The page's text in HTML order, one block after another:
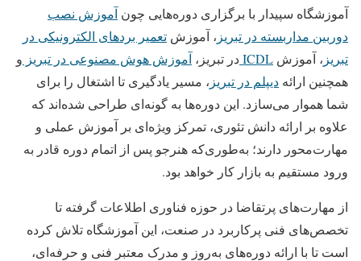
آموزشگاه سپیدار با برگزاری دوره‌هایی چون آموزش نصب
دوربین مداربسته در تبریز ، آموزش تعمیر بردهای الکترونیکی در
تبریز ، آموزش ICDLدر تبریز، آموزش هوش مصنوعی در تبریز و
همچنین ارائه دیپلم در تبریز ، مسیر یادگیری تا اشتغال را برای
شما هموار می‌سازد. این دوره‌ها به گونه‌ای طراحی شده‌اند که
علاوه بر ارائه دانش تئوری، تمرکز ویژه‌ای بر آموزش عملی و
مهارت‌محور دارند؛ به‌طوری‌که هنرجو پس از اتمام دوره قادر به
ورود مستقیم به بازار کار خواهد بود.
از مهارت‌های پرتقاضا در حوزه فناوری اطلاعات گرفته تا
تخصص‌های فنی پرکاربرد در صنعت، این آموزشگاه تلاش کرده
است تا با ارائه دوره‌های به‌روز و مدرک معتبر فنی و حرفه‌ای،